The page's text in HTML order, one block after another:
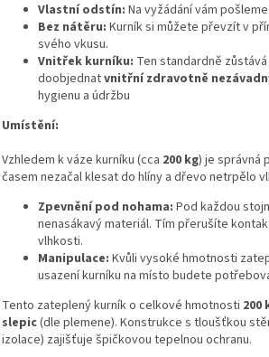
Vlastní odstín: Na vyžádání vám
Bez nátěru: Kurník si můžete převzít v
svého vkusu.
Vnitřek kurníku: Ten standardně
doobjednatvnitřní zdravotně
hygienu a údržbu
Umístění:
Vzhledem k váze kurníku (cca 200 kg) je správná
časem nezačal klesat do hlíny a dřevo netrpělo
Zpevnění pod nohama: Pod každou
nenasákavý materiál. Tím přerušíte
vlhkosti.
Manipulace: Kvůli vysoké hmotnosti
usazení kurníku na místo budete
Tento zateplený kurník o celkové hmotnosti 200
slepic(dle plemene). Konstrukce s tloušťkou
izolace) zajišťuje špičkovou tepelnou ochranu.